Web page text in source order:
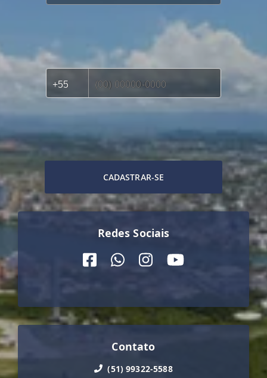
CADASTRAR-SE
Redes Sociais
Contato
(51) 99322-5588